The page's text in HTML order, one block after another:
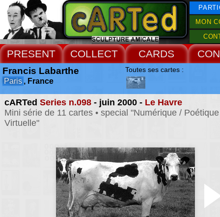
MON
PRESENT COLLECT CARDS
cARTed Series n.098- juin 2000 - Le Havre
Mini série de 11 cartes • special "Numérique /
Virtuelle"
Francis Labarthe
Paris , France
Toutes ses cartes :